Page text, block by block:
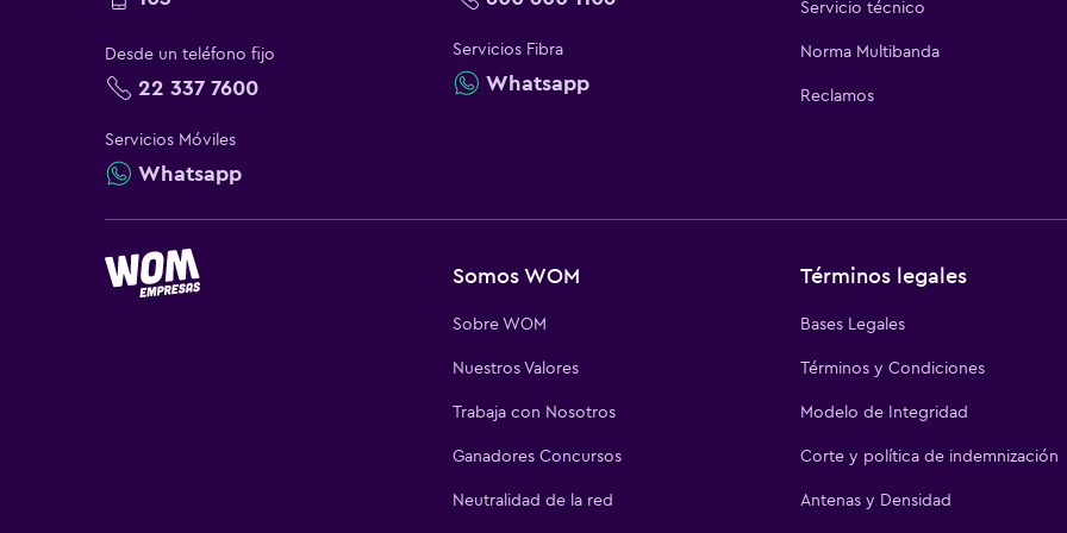
Vive todas las posibilidades que WOM ofrece para tu empresa.
planes empresariales con bolsas de Roaming para navegar en
Además, nuestros precios
valor final de tu plan.
Desde un teléfono fijo
22 337 7600
Servicios Móviles
Whatsapp
Servicios Fibra
Whatsapp
Servicio técnico
Norma Multibanda
Reclamos
Somos WOM
Sobre WOM
Nuestros Valores
Trabaja con Nosotros
Ganadores Concursos
Neutralidad de la red
Términos legales
Bases Legales
Términos y Condiciones
Modelo de Integridad
Corte y política de indemnización
Antenas y Densidad